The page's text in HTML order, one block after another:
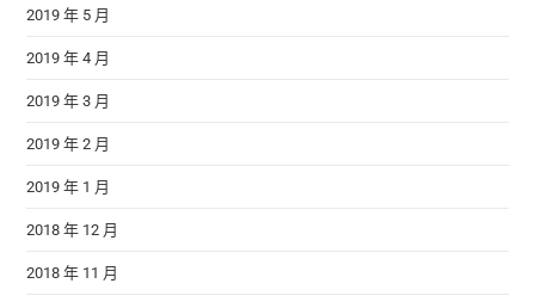
2019 年 5 月
2019 年 4 月
2019 年 3 月
2019 年 2 月
2019 年 1 月
2018 年 12 月
2018 年 11 月